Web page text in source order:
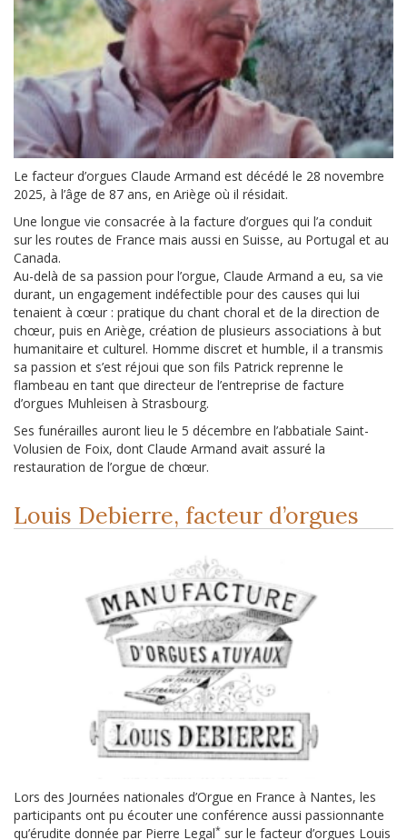
Le facteur d’orgues Claude Armand est décédé le 28 novembre
2025, à l’âge de 87 ans, en Ariège où il résidait.
Une longue vie consacrée à la facture d’orgues qui l’a conduit
sur les routes de France mais aussi en Suisse, au Portugal et au
Canada.
Au-delà de sa passion pour l’orgue, Claude Armand a eu, sa vie
durant, un engagement indéfectible pour des causes qui lui
tenaient à cœur : pratique du chant choral et de la direction de
chœur, puis en Ariège, création de plusieurs associations à but
humanitaire et culturel. Homme discret et humble, il a transmis
sa passion et s’est réjoui que son fils Patrick reprenne le
flambeau en tant que directeur de l’entreprise de facture
d’orgues Muhleisen à Strasbourg.
Ses funérailles auront lieu le 5 décembre en l’abbatiale Saint-
Volusien de Foix, dont Claude Armand avait assuré la
restauration de l’orgue de chœur.
Louis Debierre, facteur d’orgues
Lors des Journées nationales d’Orgue en France à Nantes, les
participants ont pu écouter une conférence aussi passionnante
qu’érudite donnée par Pierre Legal* sur le facteur d’orgues Louis